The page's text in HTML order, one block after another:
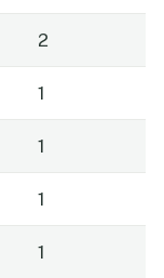
2
1
1
1
1